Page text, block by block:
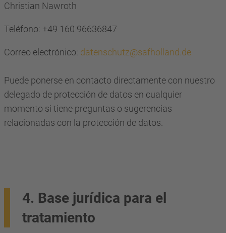
Christian Nawroth
Teléfono: +49 160 96636847
Correo electrónico: datenschutz@safholland.de
Puede ponerse en contacto directamente con nuestro
delegado de protección de datos en cualquier
momento si tiene preguntas o sugerencias
relacionadas con la protección de datos.
4. Base jurídica para el
tratamiento